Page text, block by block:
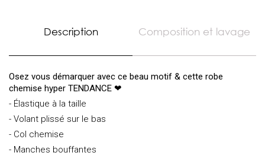
Description Composition et lavage
Osez vous démarquer avec ce beau motif & cette robe
chemise hyper TENDANCE ❤
- Élastique à la taille
- Volant plissé sur le bas
- Col chemise
- Manches bouffantes